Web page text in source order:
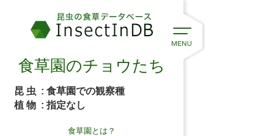
食草園のチョウたち
昆 虫 : 食草園での観察種
植 物 : 指定なし
食草園とは？